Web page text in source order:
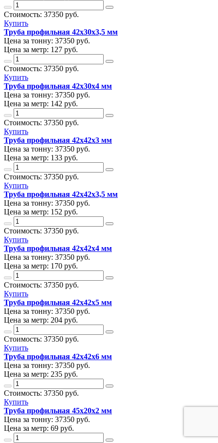
Стоимость: 37350 руб.
Купить
Труба профильная 42х30х3,5 мм
Цена за тонну: 37350 руб.
Цена за метр: 127 руб.
Стоимость: 37350 руб.
Купить
Труба профильная 42х30х4 мм
Цена за тонну: 37350 руб.
Цена за метр: 142 руб.
Стоимость: 37350 руб.
Купить
Труба профильная 42х42х3 мм
Цена за тонну: 37350 руб.
Цена за метр: 133 руб.
Стоимость: 37350 руб.
Купить
Труба профильная 42х42х3,5 мм
Цена за тонну: 37350 руб.
Цена за метр: 152 руб.
Стоимость: 37350 руб.
Купить
Труба профильная 42х42х4 мм
Цена за тонну: 37350 руб.
Цена за метр: 170 руб.
Стоимость: 37350 руб.
Купить
Труба профильная 42х42х5 мм
Цена за тонну: 37350 руб.
Цена за метр: 204 руб.
Стоимость: 37350 руб.
Купить
Труба профильная 42х42х6 мм
Цена за тонну: 37350 руб.
Цена за метр: 235 руб.
Стоимость: 37350 руб.
Купить
Труба профильная 45х20х2 мм
Цена за тонну: 37350 руб.
Цена за метр: 69 руб.